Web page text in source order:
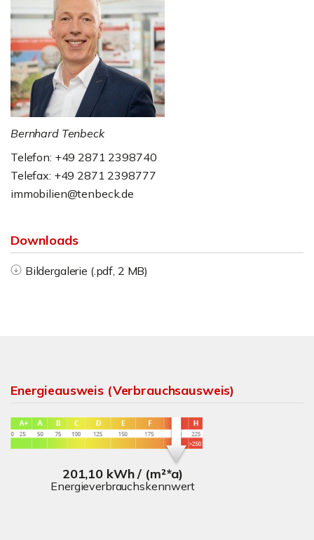
Bernhard Tenbeck
Telefon: +49 2871 2398740
Telefax: +49 2871 2398777
immobilien@tenbeck.de
Downloads
Bildergalerie (.pdf, 2 MB)
Energieausweis (Verbrauchsausweis)
201,10 kWh / (m²*a)
Energieverbrauchskennwert